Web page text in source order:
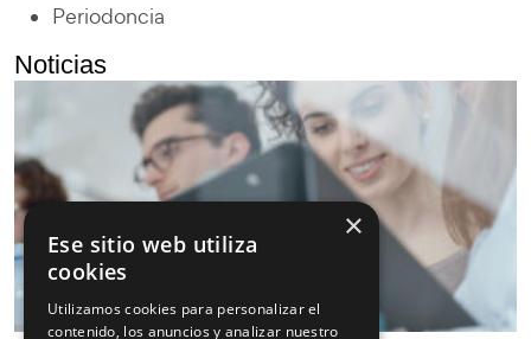
Periodoncia
Noticias
×
Ese sitio web utiliza
cookies
Utilizamos cookies para personalizar el
contenido, los anuncios y analizar nuestro